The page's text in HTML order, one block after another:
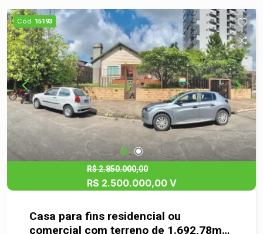
proporcionando um lar perfeito para viver com
qualidade. Já na parte inferior, uma ampla loja
comercial que oferece o espaço perfeito para
diversos tipos de empreendimento. Seja para
abrir uma loja, um escritório, um restaurante ou
até mesmo para transformar em uma franquia,
essa loja atende a diferentes modelos de
negócios, tudo isso em uma região estratégica,
de grande fluxo e com alta visibilidade. Agende
uma visita e confira!
Cód. 15193
R$ 2.850.000,00
R$ 2.500.000,00 V
Casa para fins residencial ou
comercial com terreno de 1.692,78m²